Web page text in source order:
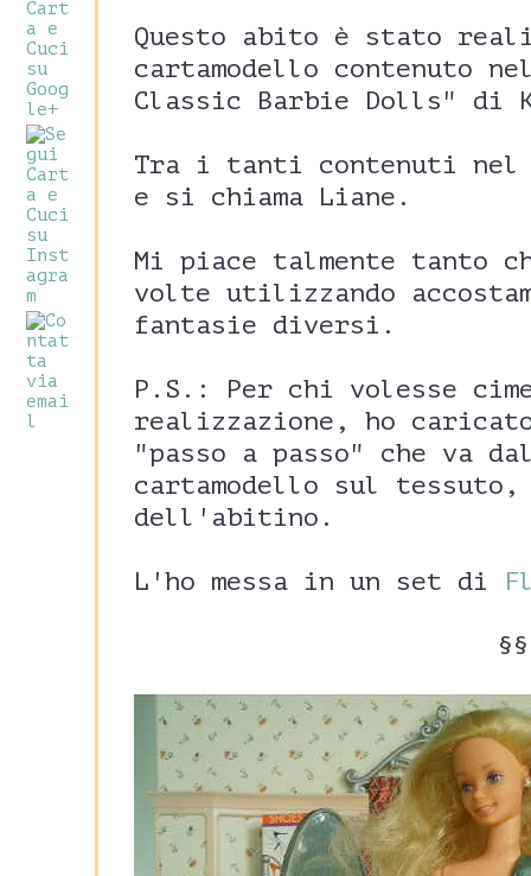
Questo abito è stato
cartamodello contenuto
Classic Barbie Dolls" di
Tra i tanti contenuti
e si chiama Liane.
Mi piace talmente tanto
volte utilizzando
fantasie diversi.
P.S.: Per chi volesse
realizzazione, ho
"passo a passo" che va
cartamodello sul
dell'abitino.
L'ho messa in un set di